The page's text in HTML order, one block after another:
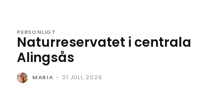
PERSONLIGT
Naturreservatet i centrala
Alingsås
MARIA - 31 JULI, 2026